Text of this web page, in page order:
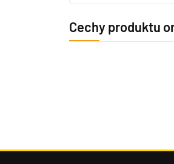
Cechy produktu